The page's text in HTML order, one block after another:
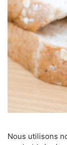
Nous utilisons